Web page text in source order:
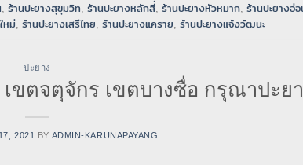
, ร้านปะยางสุขุมวิท, ร้านปะยางหลักสี่, ร้านปะยางหัวหมาก, ร้านปะยางอ่
หม่, ร้านปะยางเสรีไทย, ร้านปะยางแคราย, ร้านปะยางแจ้งวัฒนะ
ปะยาง
ขตจตุจักร เขตบางซื่อ กรุณาปะย
2021 BY ADMIN-KARUNAPAYANG